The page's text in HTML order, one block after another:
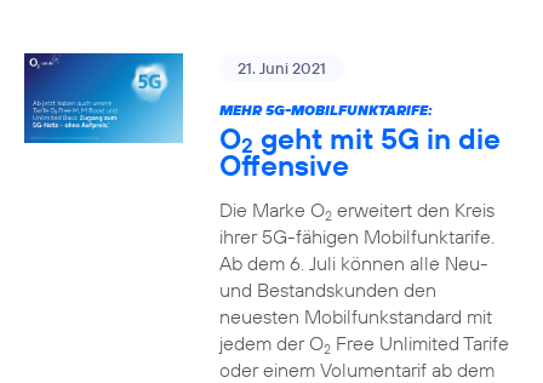
21. Juni 2021
MEHR 5G-MOBILFUNKTARIFE:
O2 geht mit 5G in die
Offensive
Die Marke O2erweitert den Kreis
ihrer 5G-fähigen Mobilfunktarife.
Ab dem 6. Juli können alle Neu-
und Bestandskunden den
neuesten Mobilfunkstandard mit
jedem der O2Free Unlimited Tarife
oder einem Volumentarif ab dem